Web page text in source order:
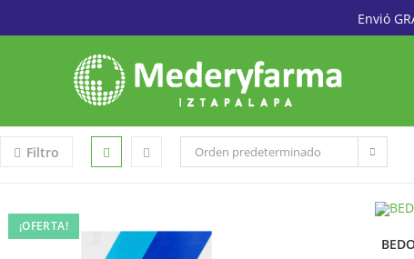
Envió
Filtro Orden predeterminado
¡OFERTA!